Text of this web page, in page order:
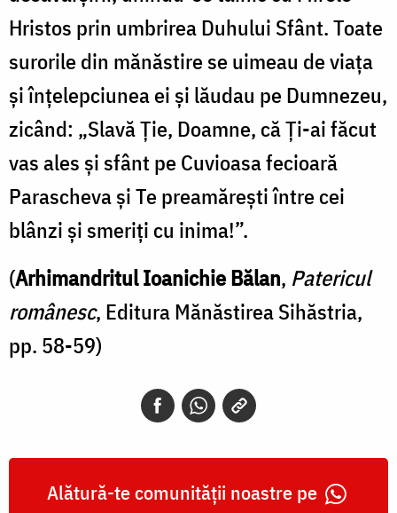
Hristos prin umbrirea Duhului Sfânt. Toate
surorile din mănăstire se uimeau de viaţa
şi înţelepciunea ei şi lăudau pe Dumnezeu,
zicând: „Slavă Ţie, Doamne, că Ţi-ai făcut
vas ales şi sfânt pe Cuvioasa fecioară
Parascheva şi Te preamăreşti între cei
blânzi şi smeriţi cu inima!”.
(Arhimandritul Ioanichie Bălan, Patericul
românesc, Editura Mănăstirea Sihăstria,
pp. 58-59)
Alătură-te comunității noastre pe